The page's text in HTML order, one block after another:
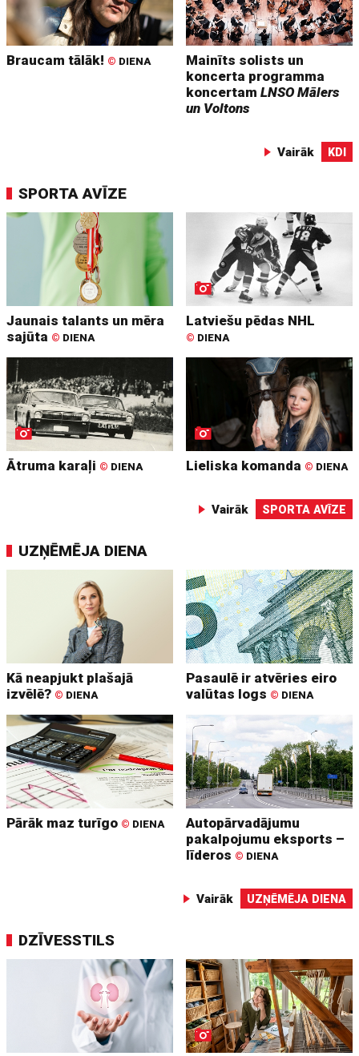
Braucam tālāk! © DIENA
Mainīts solists un
koncerta programma
koncertamLNSO Mālers
un Voltons
Vairāk KDI
SPORTA AVĪZE
Jaunais talants un mēra
sajūta © DIENA
Latviešu pēdas NHL
© DIENA
Ātruma karaļi © DIENA Lieliska komanda © DIENA
Vairāk SPORTA AVĪZE
UZŅĒMĒJA DIENA
Kā neapjukt plašajā
izvēlē? © DIENA
Pasaulē ir atvēries eiro
valūtas logs © DIENA
Pārāk maz turīgo © DIENA
Autopārvadājumu
pakalpojumu eksports –
līderos © DIENA
Vairāk UZŅĒMĒJA DIENA
DZĪVESSTILS